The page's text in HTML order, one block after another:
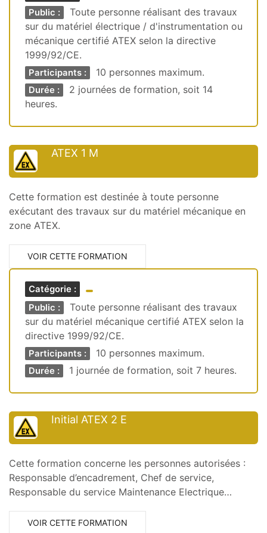
Public :
Toute personne réalisant des travaux
sur du matériel électrique / d'instrumentation ou
mécanique certifié ATEX selon la directive
1999/92/CE.
Participants : 10 personnes maximum.
Durée :
2 journées de formation, soit 14
heures.
ATEX 1 M
Cette formation est destinée à toute personne
exécutant des travaux sur du matériel mécanique en
zone ATEX.
VOIR CETTE FORMATION
Catégorie :
Public :
Toute personne réalisant des travaux
sur du matériel mécanique certifié ATEX selon la
directive 1999/92/CE.
Participants : 10 personnes maximum.
Durée : 1 journée de formation, soit 7 heures.
Initial ATEX 2 E
Cette formation concerne les personnes autorisées :
Responsable d’encadrement, Chef de service,
Responsable du service Maintenance Electrique…
VOIR CETTE FORMATION